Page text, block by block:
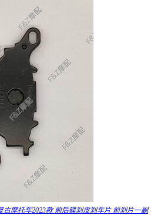
古摩托车2023款 前后碟刹皮刹车片 前刹片一副